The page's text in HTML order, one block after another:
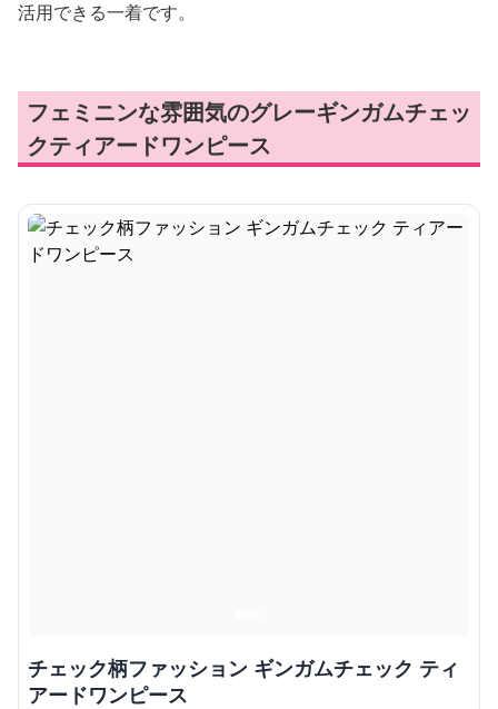
活用できる一着です。
フェミニンな雰囲気のグレーギンガムチェッ
クティアードワンピース
チェック柄ファッション ギンガムチェック ティ
アードワンピース